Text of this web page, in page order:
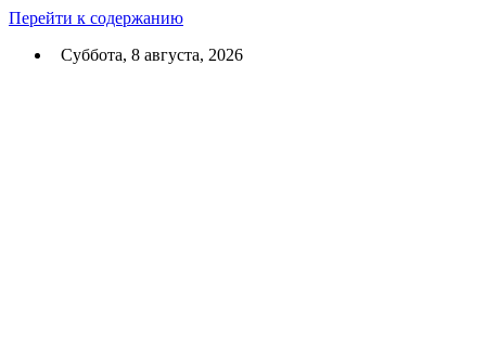
Перейти к содержанию
Суббота, 8 августа, 2026